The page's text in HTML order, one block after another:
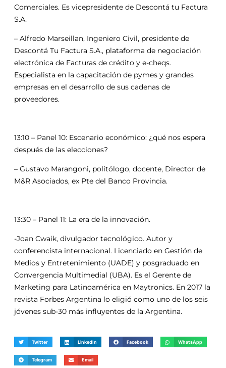
Comerciales. Es vicepresidente de Descontá tu Factura
S.A.
– Alfredo Marseillan, Ingeniero Civil, presidente de
Descontá Tu Factura S.A., plataforma de negociación
electrónica de Facturas de crédito y e-cheqs.
Especialista en la capacitación de pymes y grandes
empresas en el desarrollo de sus cadenas de
proveedores.
13:10 – Panel 10: Escenario económico: ¿qué nos espera
después de las elecciones?
– Gustavo Marangoni, politólogo, docente, Director de
M&R Asociados, ex Pte del Banco Provincia.
13:30 – Panel 11: La era de la innovación.
-Joan Cwaik, divulgador tecnológico. Autor y
conferencista internacional. Licenciado en Gestión de
Medios y Entretenimiento (UADE) y posgraduado en
Convergencia Multimedial (UBA). Es el Gerente de
Marketing para Latinoamérica en Maytronics. En 2017 la
revista Forbes Argentina lo eligió como uno de los seis
jóvenes sub-30 más influyentes de la Argentina.
Twitter LinkedIn Facebook WhatsApp
Telegram Email